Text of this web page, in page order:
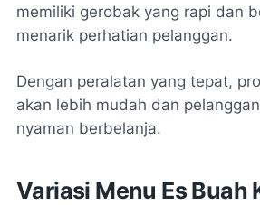
memiliki gerobak yang rapi dan
menarik perhatian pelanggan.
Dengan peralatan yang tepat,
akan lebih mudah dan
nyaman berbelanja.
Variasi Menu Es Buah